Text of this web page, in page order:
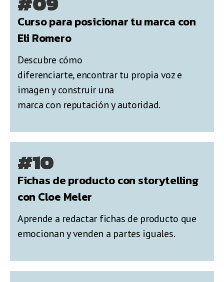
Curso para posicionar tu marca con
Eli Romero
Descubre cómo
diferenciarte, encontrar tu propia voz e
imagen y construir una
marca con reputación y autoridad.
#10
Fichas de producto con storytelling
con Cloe Meler
Aprende a redactar fichas de producto que
emocionan y venden a partes iguales.